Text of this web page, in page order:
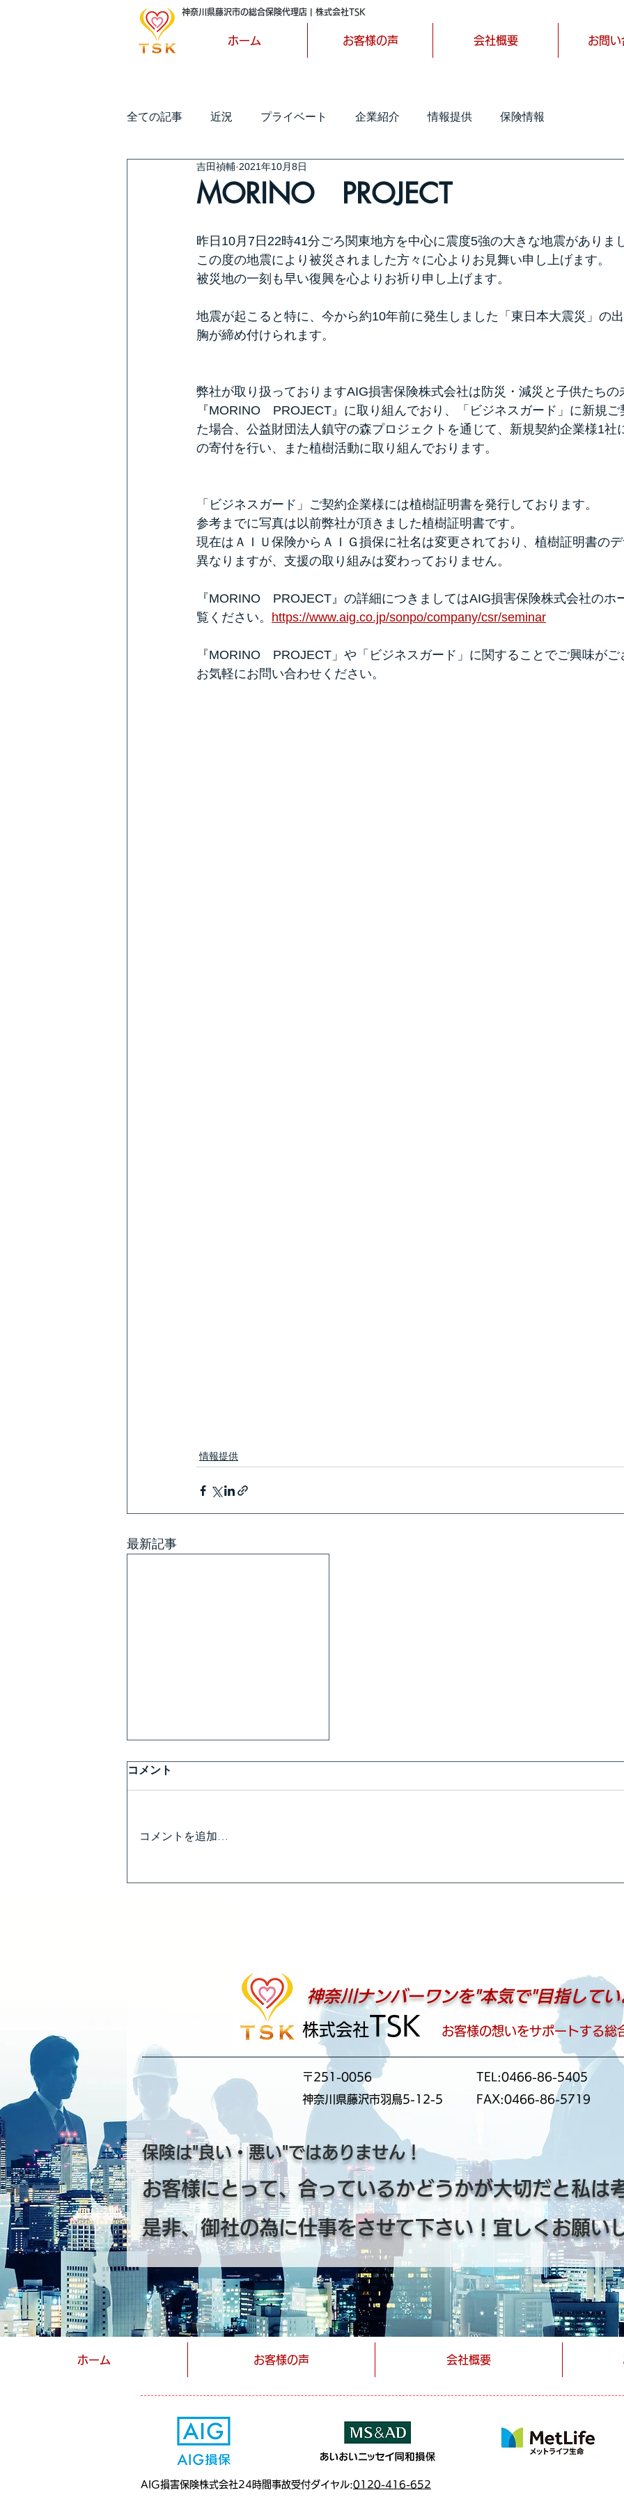
神奈川県藤沢市の総合保険代理店 | 株式会社TSK
ホーム お客様の声 会社概要 お問い
全ての記事 近況 プライベート 企業紹介 情報提供 保険情報
MORINO PROJECT
吉田禎輔 2021年10月8日
昨日10月7日22時41分ごろ関東地方を中心に震度5強の大きな地震がありま
この度の地震により被災されました方々に心よりお見舞い申し上げます。
被災地の一刻も早い復興を心よりお祈り申し上げます。
地震が起こると特に、今から約10年前に発生しました「東日本大震災」の
胸が締め付けられます。
弊社が取り扱っておりますAIG損害保険株式会社は防災・減災と子供たちの
『MORINO　PROJECT』に取り組んでおり、「ビジネスガード」に新規ご
た場合、公益財団法人鎮守の森プロジェクトを通じて、新規契約企業様1社
の寄付を行い、また植樹活動に取り組んでおります。
「ビジネスガード」ご契約企業様には植樹証明書を発行しております。
参考までに写真は以前弊社が頂きました植樹証明書です。
現在はＡＩＵ保険からＡＩＧ損保に社名は変更されており、植樹証明書の
異なりますが、支援の取り組みは変わっておりません。
『MORINO　PROJECT』の詳細につきましてはAIG損害保険株式会社のホ
覧ください。 https://www.aig.co.jp/sonpo/company/csr/seminar
『MORINO　PROJECT」や「ビジネスガード」に関することでご興味がご
お気軽にお問い合わせください。
情報提供
最新記事
コメント
コメントを追加…
神奈川ナンバーワンを"本気で"目指してい
株式会社TSK お客様の想いをサポートする総
〒251-0056
神奈川県藤沢市羽鳥5-12-5
TEL:0466-86-5405
FAX:0466-86-5719
保険は"良い・悪い"ではありません！
お客様にとって、合っているかどうかが大切だと私は
是非、御社の為に仕事をさせて下さい！宜しくお願い
ホーム お客様の声 会社概要
AIG損害保険株式会社24時間事故受付ダイヤル:0120-416-652